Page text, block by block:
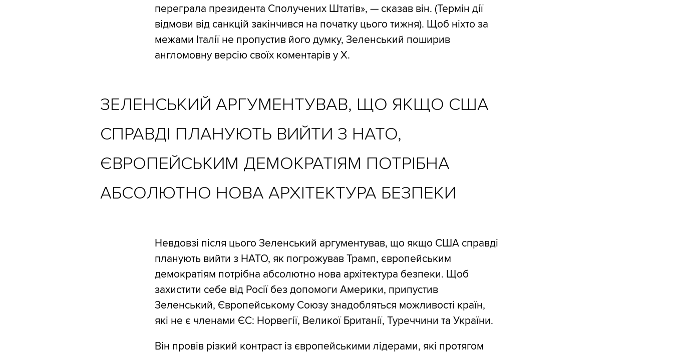
переграла президента Сполучених Штатів», — сказав він. (Термін дії
відмови від санкцій закінчився на початку цього тижня). Щоб ніхто за
межами Італії не пропустив його думку, Зеленський поширив
англомовну версію своїх коментарів у X.
ЗЕЛЕНСЬКИЙ АРГУМЕНТУВАВ, ЩО ЯКЩО США
СПРАВДІ ПЛАНУЮТЬ ВИЙТИ З НАТО,
ЄВРОПЕЙСЬКИМ ДЕМОКРАТІЯМ ПОТРІБНА
АБСОЛЮТНО НОВА АРХІТЕКТУРА БЕЗПЕКИ
Невдовзі після цього Зеленський аргументував, що якщо США справді
планують вийти з НАТО, як погрожував Трамп, європейським
демократіям потрібна абсолютно нова архітектура безпеки. Щоб
захистити себе від Росії без допомоги Америки, припустив
Зеленський, Європейському Союзу знадобляться можливості країн,
які не є членами ЄС: Норвегії, Великої Британії, Туреччини та України.
Він провів різкий контраст із європейськими лідерами, які протягом